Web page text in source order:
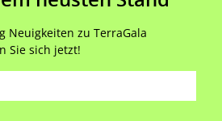
Neuigkeiten zu TerraGala
Sie sich jetzt!